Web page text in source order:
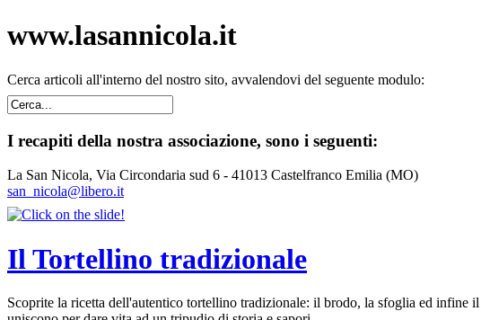
www.lasannicola.it
Cerca articoli all'interno del nostro sito, avvalendovi del seguente modulo:
I recapiti della nostra associazione, sono i seguenti:
La San Nicola, Via Circondaria sud 6 - 41013 Castelfranco Emilia (MO)
san_nicola@libero.it
Il Tortellino tradizionale
Scoprite la ricetta dell'autentico tortellino tradizionale: il brodo, la sfoglia ed infine